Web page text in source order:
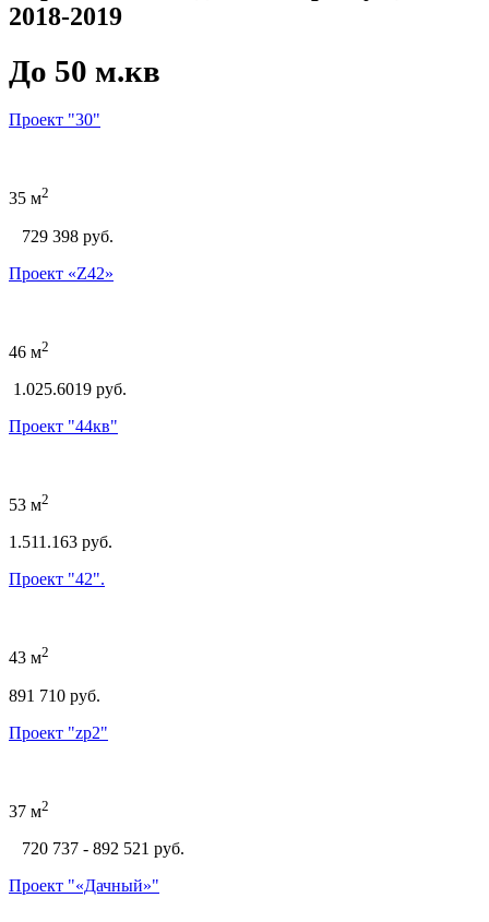
2018-2019
До 50 м.кв
Проект "30"
35 м2
729 398 руб.
Проект «Z42»
46 м2
1.025.6019 руб.
Проект "44кв"
53 м2
1.511.163 руб.
Проект "42".
43 м2
891 710 руб.
Проект "zp2"
37 м2
720 737 - 892 521 руб.
Проект "«Дачный»"